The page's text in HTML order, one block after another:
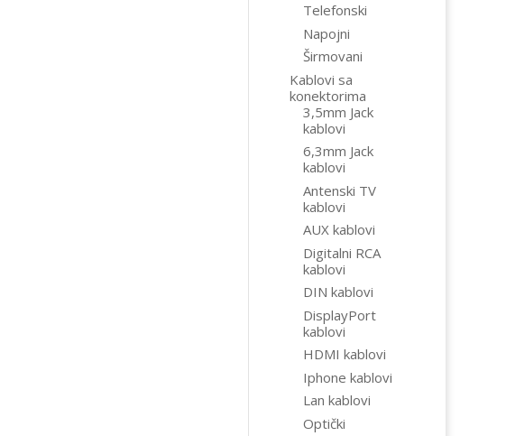
Telefonski
Napojni
Širmovani
Kablovi sa
konektorima
3,5mm Jack
kablovi
6,3mm Jack
kablovi
Antenski TV
kablovi
AUX kablovi
Digitalni RCA
kablovi
DIN kablovi
DisplayPort
kablovi
HDMI kablovi
Iphone kablovi
Lan kablovi
Optički